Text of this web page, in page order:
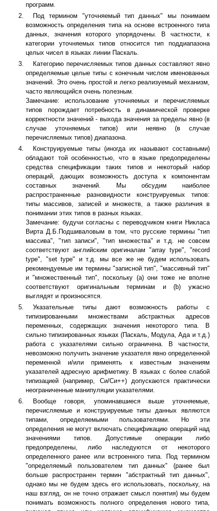
программ.
Под термином "уточняемый тип данных" мы понимаем
возможность определения типа на основе встроенного типа
данных, значения которого упорядочены. В частности, к
категории уточняемых типов относится тип поддиапазона
целых чисел в языках линии Паскаль.
Категорию перечисляемых типов данных составляют явно
определяемые целые типы с конечным числом именованных
значений. Это очень простой и легко реализуемый механизм,
часто являющийся очень полезным.
Замечание: использование уточняемых и перечисляемых
типов порождает потребность в динамической проверке
корректности значений - выхода значения за пределы явно (в
случае уточняемых типов) или неявно (в случае
перечисляемых типов) диапазона.
Конструируемые типы (иногда их называют составными)
обладают той особенностью, что в языке предопределены
средства спецификации таких типов и некоторый набор
операций, дающих возможность доступа к компонентам
составных значений. Мы обсудим наиболее
распространенные разновидности конструируемых типов:
типы массивов, записей и множеств, а также различия в
понимании этих типов в разных языках.
Замечание: будучи согласны с переводчиком книги Никласа
Вирта Д.Б.Подшиваловым в том, что русские термины "тип
массива", "тип записи", "тип множества" и т.д. не совсем
соответствуют английским оригиналам "array type", "record
type", "set type" и т.д. мы все же не будем использовать
рекомендуемые им термины "записной тип", "массивный тип"
и "множественный тип", поскольку (a) они тоже не вполне
соответствуют оригинальным терминам и (b) ужасно
выглядят и произносятся.
Указательные типы дают возможность работы с
типизированными множествами абстрактных адресов
переменных, содержащих значения некоторого типа. В
сильно типизированных языках (Паскаль, Модула, Ада и т.д.)
работа с указателями сильно ограничена. В частности,
невозможно получить значение указателя явно определенной
переменной и/или применять к известным значениям
указателей адресную арифметику. В языках с более слабой
типизацией (например, Си/Си++) допускаются практически
неограниченные манипуляции указателями.
Вообще говоря, упоминавшиеся выше уточняемые,
перечисляемые и конструируемые типы данных являются
типами, определяемыми пользователями. Но эти
определения не могут включать спецификацию операций над
значениями типов. Допустимые операции либо
предопределены, либо наследуются от некоторого
определенного ранее или встроенного типа. Под термином
"определяемый пользователем тип данных" (ранее был
больше распространен термин "абстрактный тип данных",
однако мы не будем здесь его использовать, поскольку, на
наш взгляд, он не точно отражает смысл понятия) мы будем
понимать возможность полного определения нового типа,